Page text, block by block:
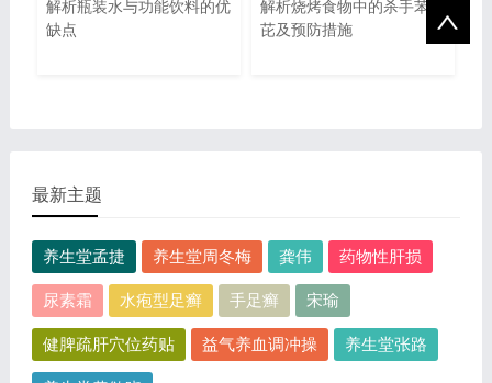
解析瓶装水与功能饮料的优
缺点
解析烧烤食物中的杀手苯并
芘及预防措施
最新主题
养生堂孟捷 养生堂周冬梅 龚伟 药物性肝损
尿素霜 水疱型足癣 手足癣 宋瑜
健脾疏肝穴位药贴 益气养血调冲操 养生堂张路